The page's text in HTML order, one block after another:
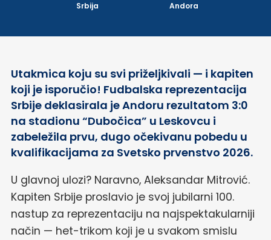
Srbija Andora
Utakmica koju su svi priželjkivali — i kapiten
koji je isporučio! Fudbalska reprezentacija
Srbije deklasirala je Andoru rezultatom 3:0
na stadionu “Dubočica” u Leskovcu i
zabeležila prvu, dugo očekivanu pobedu u
kvalifikacijama za Svetsko prvenstvo 2026.
U glavnoj ulozi? Naravno, Aleksandar Mitrović.
Kapiten Srbije proslavio je svoj jubilarni 100.
nastup za reprezentaciju na najspektakularniji
način — het-trikom koji je u svakom smislu